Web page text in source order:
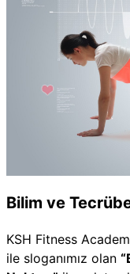
Bilim ve
KSH Fitness
ile sloganımız olan